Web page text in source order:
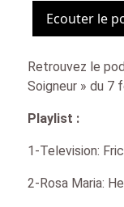
Ecouter le
Retrouvez le
Soigneur » du 7
Playlist :
1-Television:
2-Rosa Maria: